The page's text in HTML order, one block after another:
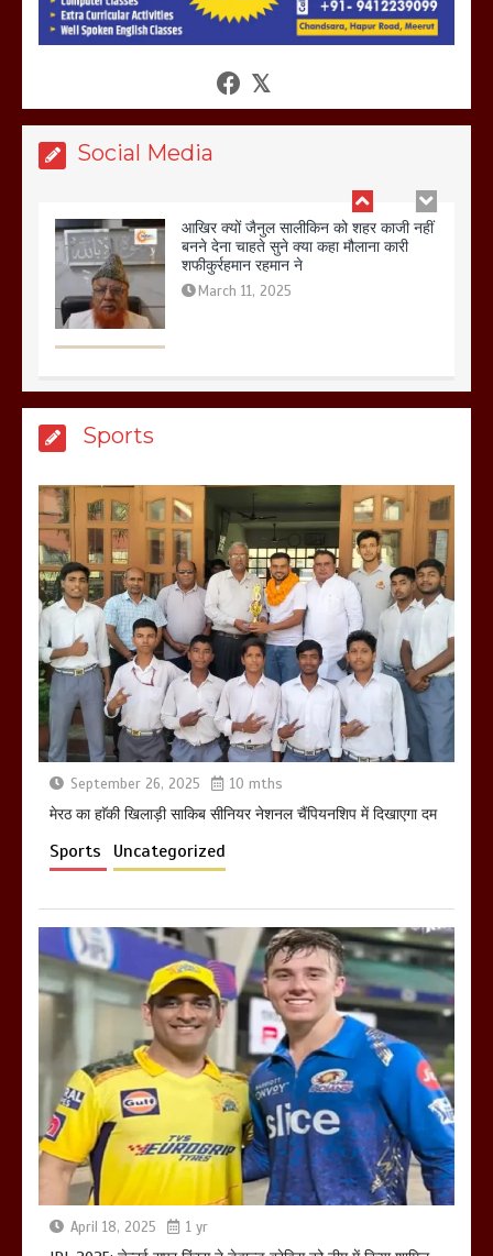
Social Media
आखिर क्यों जैनुल सालीकिन को शहर काजी नहीं
शफीकुर्रहमान रहमान ने
बिजली विभाग से परेशान होकर बागपत में एक संत
ने सरकार को दी आमरण अनशन की चेतावनी
March 8, 2025
होलिका रखने पर लात मार कर होलिका को किया
तहस नहस,मोहल्ले वालों के साथ की गई गाली
गलोच ,कहा अगर रखी गई होली तो होगा खून
खराबा,
March 11, 2025
Sports
September 26, 2025 10 mths
मेरठ का हाॅकी खिलाड़ी साकिब सीनियर नेशनल चैंपियनशिप में दिखाएगा दम
Sports Uncategorized
April 18, 2025 1 yr